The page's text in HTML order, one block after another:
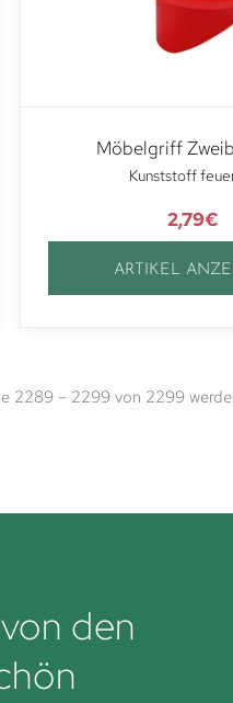
Möbelgriff
Kunststoff
2,79€
ARTIKEL
2289 – 2299 von 2299
den